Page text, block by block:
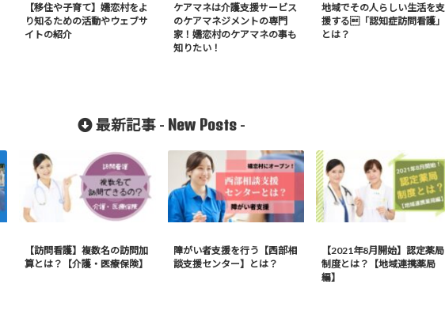
【移住や子育て】嬬恋村をよ
り知るための活動やウェブサ
イトの紹介
ケアマネは介護支援サービス
のケアマネジメントの専門
家！嬬恋村のケアマネの事も
知りたい！
地域でその人らしい生活を支
援する「認知症訪問看護」
とは？
最新記事 - New Posts -
【訪問看護】複数名の訪問加
算とは？【介護・医療保険】
障がい者支援を行う【西部相
談支援センター】とは？
【2021年8月開始】認定薬局
制度とは？【地域連携薬局
編】